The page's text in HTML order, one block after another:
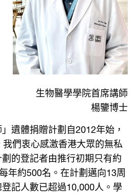
遺體捐贈計劃自2012年始，
我們衷心感激香港大眾的無私
的登記者由推行初期只有約
年約500名。在計劃邁向13周
記人數已超過10,000人。學
生物醫學學院 首席講師
楊鑒博士